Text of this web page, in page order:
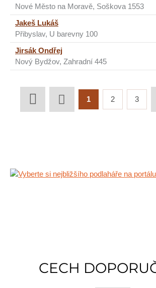
Nové Město na Moravě, Soškova 1553
Jakeš Lukáš
Přibyslav, U barevny 100
Jirsák Ondřej
Nový Bydžov, Zahradní 445
1 2 3
CECH